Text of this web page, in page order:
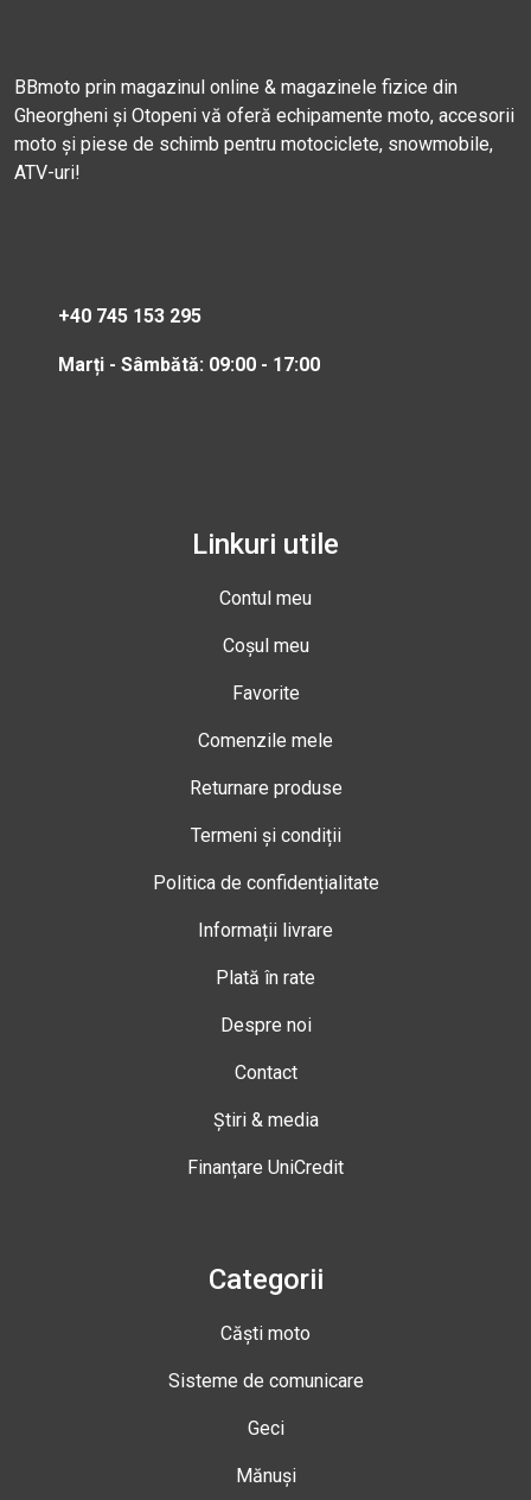
BBmoto prin magazinul online & magazinele fizice din
Gheorgheni și Otopeni vă oferă echipamente moto, accesorii
moto și piese de schimb pentru motociclete, snowmobile,
ATV-uri!
+40 745 153 295
Marți - Sâmbătă: 09:00 - 17:00
Linkuri utile
Contul meu
Coșul meu
Favorite
Comenzile mele
Returnare produse
Termeni și condiții
Politica de confidențialitate
Informații livrare
Plată în rate
Despre noi
Contact
Știri & media
Finanțare UniCredit
Categorii
Căști moto
Sisteme de comunicare
Geci
Mănuși